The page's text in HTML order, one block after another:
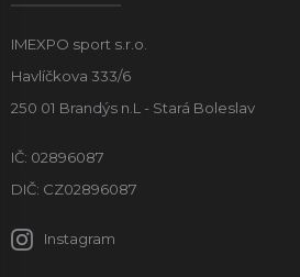
IMEXPO sport s.r.o.
Havlíčkova 333/6
250 01 Brandýs n.L - Stará Boleslav
IČ: 02896087
DIČ: CZ02896087
Instagram